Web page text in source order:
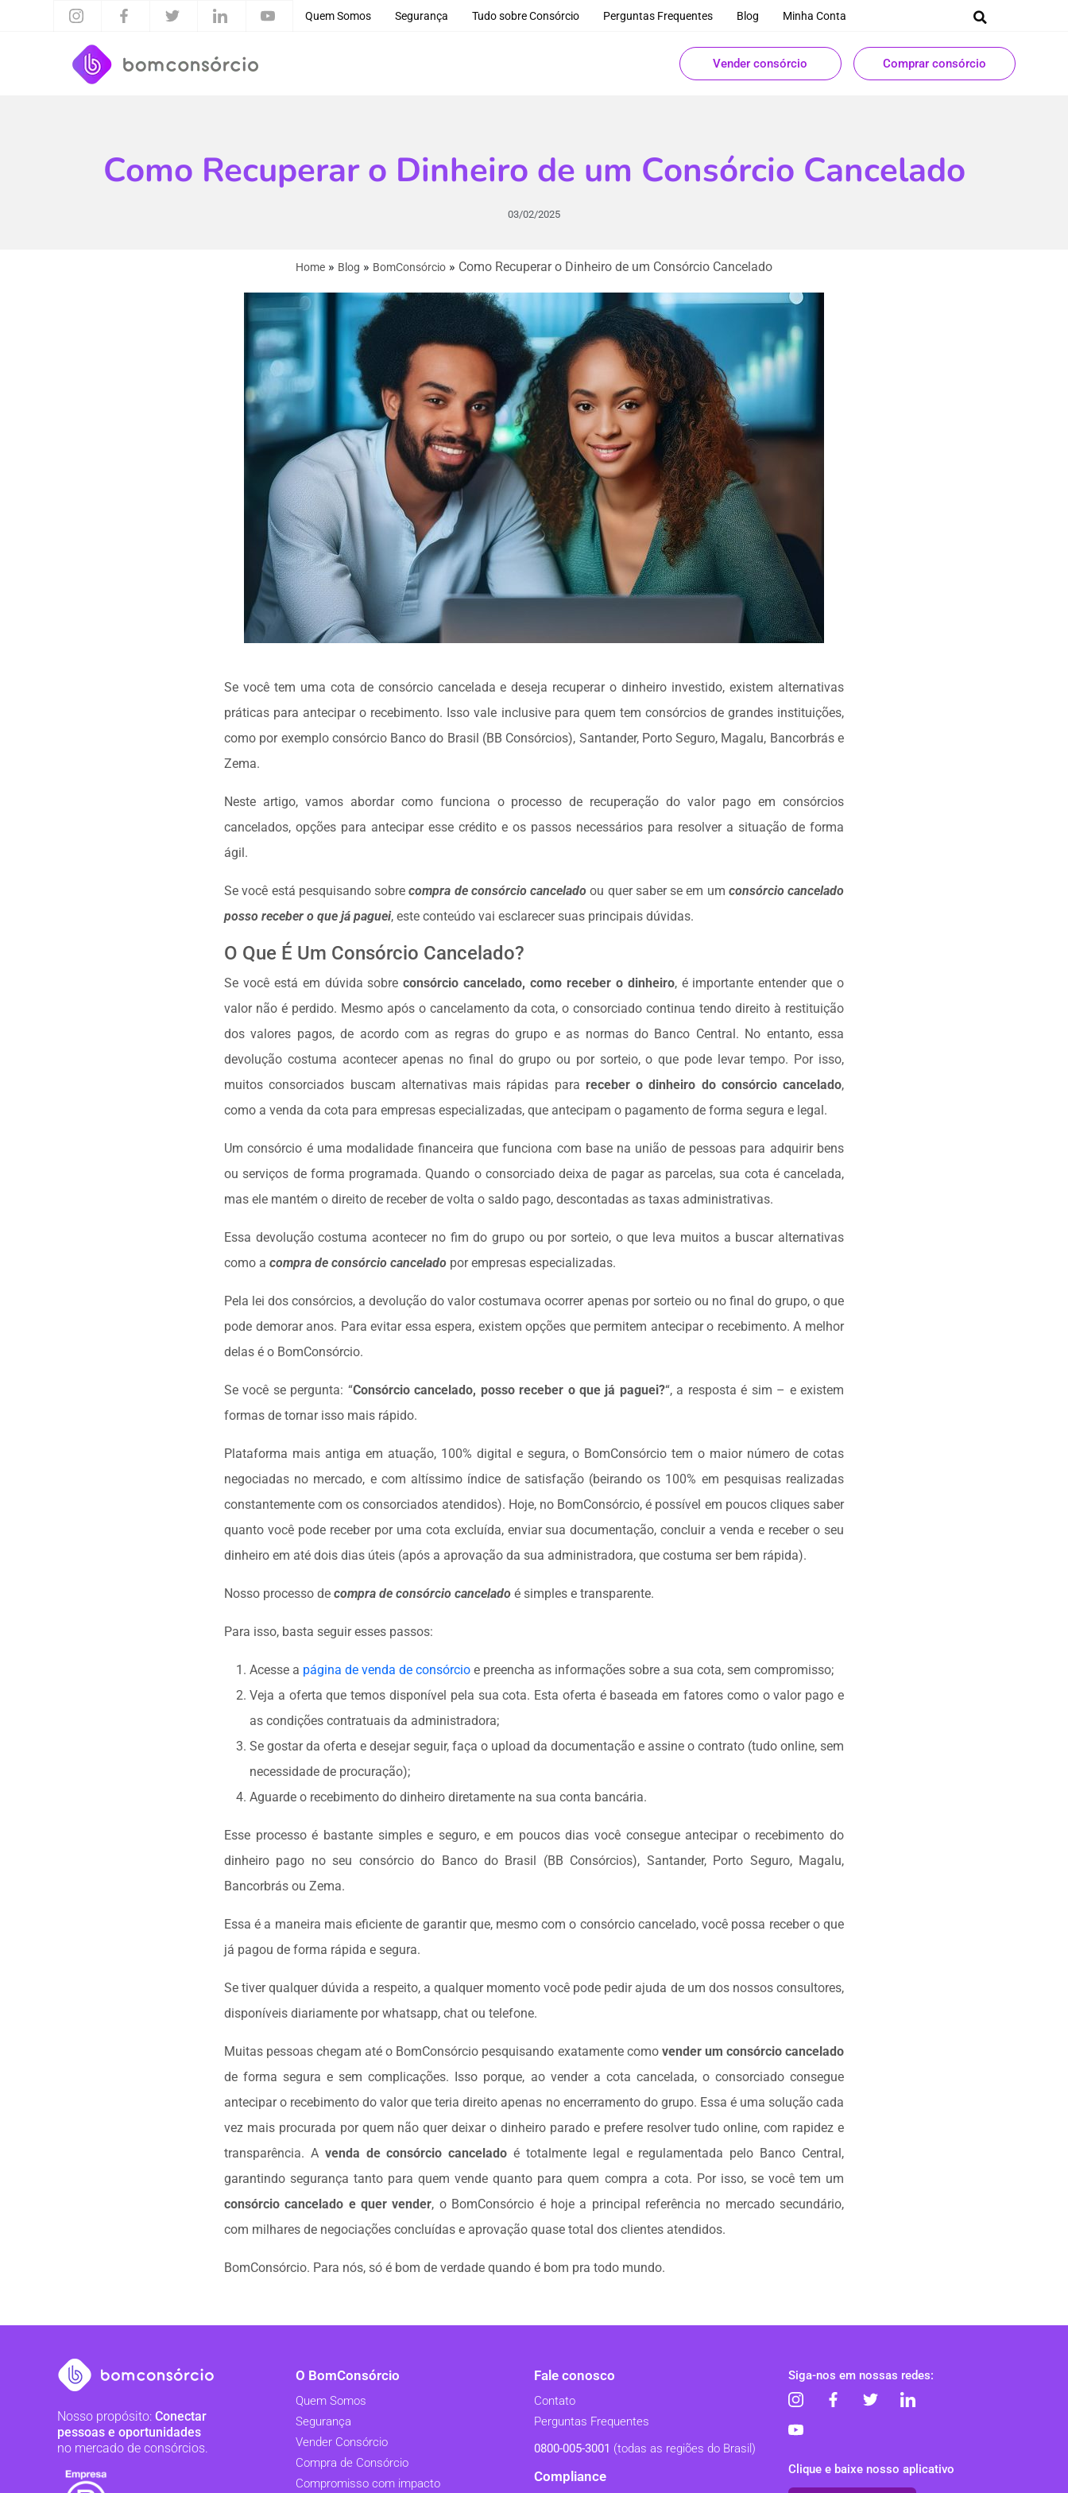
Quem Somos Segurança Tudo sobre Consórcio Perguntas Frequentes Blog Minha Conta
Vender consórcio Comprar consórcio
Como Recuperar o Dinheiro de um Consórcio Cancelado
03/02/2025
Home » Blog » BomConsórcio » Como Recuperar o Dinheiro de um Consórcio Cancelado
Se você tem uma cota de consórcio cancelada e deseja recuperar o dinheiro investido, existem alternativas
práticas para antecipar o recebimento. Isso vale inclusive para quem tem consórcios de grandes instituições,
como por exemplo consórcio Banco do Brasil (BB Consórcios), Santander, Porto Seguro, Magalu, Bancorbrás e
Zema.
Neste artigo, vamos abordar como funciona o processo de recuperação do valor pago em consórcios
cancelados, opções para antecipar esse crédito e os passos necessários para resolver a situação de forma
ágil.
Se você está pesquisando sobrecompra de consórcio cancelado ou quer saber se em um consórcio cancelado
posso receber o que já paguei, este conteúdo vai esclarecer suas principais dúvidas.
O Que É Um Consórcio Cancelado?
Se você está em dúvida sobreconsórcio cancelado, como receber o dinheiro, é importante entender que o
valor não é perdido. Mesmo após o cancelamento da cota, o consorciado continua tendo direito à restituição
dos valores pagos, de acordo com as regras do grupo e as normas do Banco Central. No entanto, essa
devolução costuma acontecer apenas no final do grupo ou por sorteio, o que pode levar tempo. Por isso,
muitos consorciados buscam alternativas mais rápidas para receber o dinheiro do consórcio cancelado,
como a venda da cota para empresas especializadas, que antecipam o pagamento de forma segura e legal.
Um consórcio é uma modalidade financeira que funciona com base na união de pessoas para adquirir bens
ou serviços de forma programada. Quando o consorciado deixa de pagar as parcelas, sua cota é cancelada,
mas ele mantém o direito de receber de volta o saldo pago, descontadas as taxas administrativas.
Essa devolução costuma acontecer no fim do grupo ou por sorteio, o que leva muitos a buscar alternativas
como a compra de consórcio cancelado por empresas especializadas.
Pela lei dos consórcios, a devolução do valor costumava ocorrer apenas por sorteio ou no final do grupo, o que
pode demorar anos. Para evitar essa espera, existem opções que permitem antecipar o recebimento. A melhor
delas é o BomConsórcio.
Se você se pergunta: “Consórcio cancelado, posso receber o que já paguei?“, a resposta é sim – e existem
formas de tornar isso mais rápido.
Plataforma mais antiga em atuação, 100% digital e segura, o BomConsórcio tem o maior número de cotas
negociadas no mercado, e com altíssimo índice de satisfação (beirando os 100% em pesquisas realizadas
constantemente com os consorciados atendidos). Hoje, no BomConsórcio, é possível em poucos cliques saber
quanto você pode receber por uma cota excluída, enviar sua documentação, concluir a venda e receber o seu
dinheiro em até dois dias úteis (após a aprovação da sua administradora, que costuma ser bem rápida).
Nosso processo de compra de consórcio cancelado é simples e transparente.
Para isso, basta seguir esses passos:
Acesse a página de venda de consórcio e preencha as informações sobre a sua cota, sem compromisso;
Veja a oferta que temos disponível pela sua cota. Esta oferta é baseada em fatores como o valor pago e
as condições contratuais da administradora;
Se gostar da oferta e desejar seguir, faça o upload da documentação e assine o contrato (tudo online, sem
necessidade de procuração);
Aguarde o recebimento do dinheiro diretamente na sua conta bancária.
Esse processo é bastante simples e seguro, e em poucos dias você consegue antecipar o recebimento do
dinheiro pago no seu consórcio do Banco do Brasil (BB Consórcios), Santander, Porto Seguro, Magalu,
Bancorbrás ou Zema.
Essa é a maneira mais eficiente de garantir que, mesmo com o consórcio cancelado, você possa receber o que
já pagou de forma rápida e segura.
Se tiver qualquer dúvida a respeito, a qualquer momento você pode pedir ajuda de um dos nossos consultores,
disponíveis diariamente por whatsapp, chat ou telefone.
Muitas pessoas chegam até o BomConsórcio pesquisando exatamente como vender um consórcio cancelado
de forma segura e sem complicações. Isso porque, ao vender a cota cancelada, o consorciado consegue
antecipar o recebimento do valor que teria direito apenas no encerramento do grupo. Essa é uma solução cada
vez mais procurada por quem não quer deixar o dinheiro parado e prefere resolver tudo online, com rapidez e
transparência. A venda de consórcio cancelado é totalmente legal e regulamentada pelo Banco Central,
garantindo segurança tanto para quem vende quanto para quem compra a cota. Por isso, se você tem um
consórcio cancelado e quer vender, o BomConsórcio é hoje a principal referência no mercado secundário,
com milhares de negociações concluídas e aprovação quase total dos clientes atendidos.
BomConsórcio. Para nós, só é bom de verdade quando é bom pra todo mundo.
Nosso propósito: Conectar
pessoas e oportunidades
no mercado de consórcios.
O BomConsórcio
Quem Somos
Segurança
Vender Consórcio
Compra de Consórcio
Compromisso com impacto
Fale conosco
Contato
Perguntas Frequentes
0800-005-3001 (todas as regiões do Brasil)
Compliance
Siga-nos em nossas redes:
Clique e baixe nosso aplicativo